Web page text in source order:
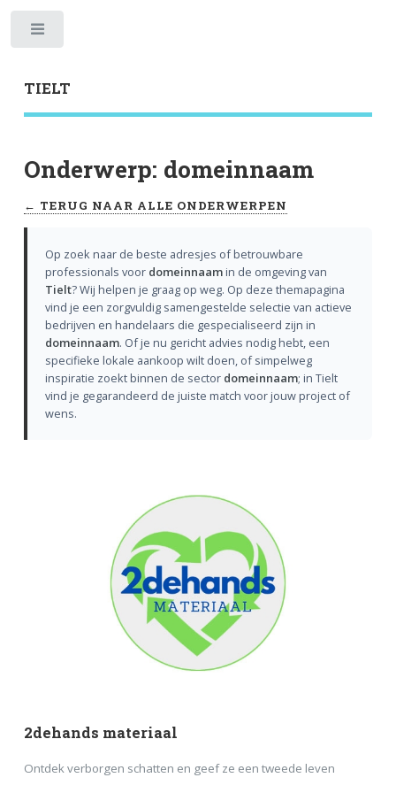
TIELT
Onderwerp: domeinnaam
← TERUG NAAR ALLE ONDERWERPEN
Op zoek naar de beste adresjes of betrouwbare
professionals voor domeinnaamin de omgeving van
Tielt? Wij helpen je graag op weg. Op deze themapagina
vind je een zorgvuldig samengestelde selectie van actieve
bedrijven en handelaars die gespecialiseerd zijn in
domeinnaam. Of je nu gericht advies nodig hebt, een
specifieke lokale aankoop wilt doen, of simpelweg
inspiratie zoekt binnen de sector domeinnaam; in Tielt
vind je gegarandeerd de juiste match voor jouw project of
wens.
2dehands materiaal
Ontdek verborgen schatten en geef ze een tweede leven